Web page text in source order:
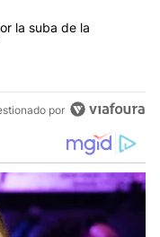
apuntó contra Milei
la suba de la
por